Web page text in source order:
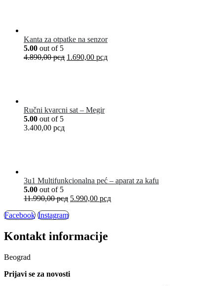
Kanta za otpatke na senzor
5.00 out of 5
4.890,00рсд 1.690,00 рсд
Ručni kvarcni sat – Megir
5.00 out of 5
3.400,00 рсд
3u1 Multifunkcionalna peć – aparat za kafu
5.00 out of 5
11.990,00рсд 5.990,00 рсд
Facebook Instagram
Kontakt informacije
Beograd
Prijavi se za novosti